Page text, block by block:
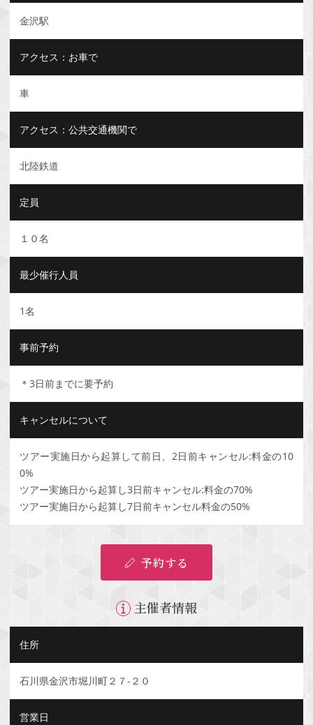
金沢駅
アクセス：お車で
車
アクセス：公共交通機関で
北陸鉄道
定員
１０名
最少催行人員
1名
事前予約
＊3日前までに要予約
キャンセルについて
ツアー実施日から起算して前日、2日前キャンセル:料金の10
0%
ツアー実施日から起算し3日前キャンセル:料金の70%
ツアー実施日から起算し7日前キャンセル料金の50%
予約する
主催者情報
住所
石川県金沢市堀川町２７-２０
営業日